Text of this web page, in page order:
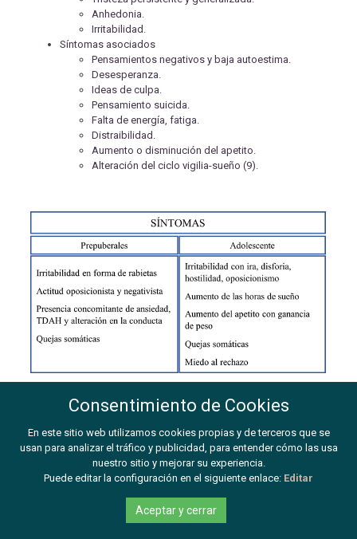
Anhedonia.
Irritabilidad.
Síntomas asociados
Pensamientos negativos y baja autoestima.
Desesperanza.
Ideas de culpa.
Pensamiento suicida.
Falta de energía, fatiga.
Distraibilidad.
Aumento o disminución del apetito.
Alteración del ciclo vigilia-sueño (9).
desarrollo (9).
Evaluación y diagnóstico
adolescente, es necesario una entrevista clínica estructurada en
la que además de realizar un cribado mediante cuestionarios
Consentimiento de Cookies
En este sitio web utilizamos cookies propias y de terceros que se
usan para analizar el tráfico y publicidad, para entender cómo las usa
nuestro sitio y mejorar su experiencia.
Puede editar la configuración en el siguiente enlace: Editar
Aceptar y cerrar